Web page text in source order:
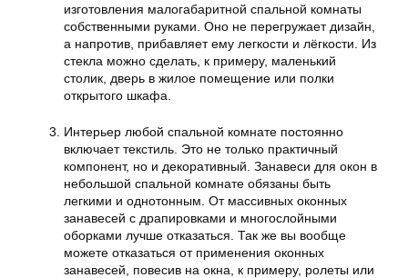
изготовления малогабаритной спальной комнаты
собственными руками. Оно не перегружает дизайн,
а напротив, прибавляет ему легкости и лёгкости. Из
стекла можно сделать, к примеру, маленький
столик, дверь в жилое помещение или полки
открытого шкафа.
Интерьер любой спальной комнате постоянно
включает текстиль. Это не только практичный
компонент, но и декоративный. Занавеси для окон в
небольшой спальной комнате обязаны быть
легкими и однотонным. От массивных оконных
занавесей с драпировками и многослойными
оборками лучше отказаться. Так же вы вообще
можете отказаться от применения оконных
занавесей, повесив на окна, к примеру, ролеты или